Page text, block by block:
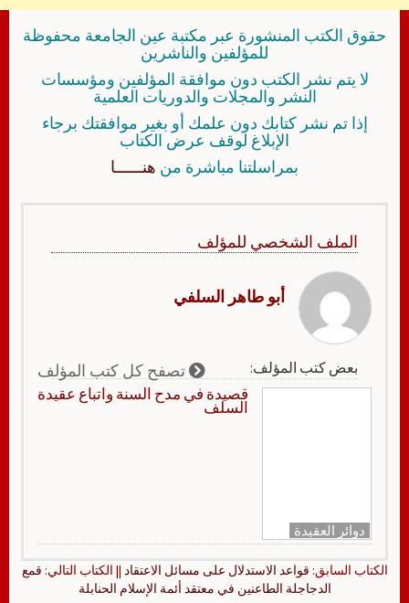
حقوق الكتب المنشورة عبر مكتبة عين الجامعة محفوظة
للمؤلفين والناشرين
لا يتم نشر الكتب دون موافقة المؤلفين ومؤسسات
النشر والمجلات والدوريات العلمية
إذا تم نشر كتابك دون علمك أو بغير موافقتك برجاء
الإبلاغ لوقف عرض الكتاب
بمراسلتنا مباشرة من هنــــــا
الملف الشخصي للمؤلف
أبو طاهر السلفي
بعض كتب المؤلف: تصفح كل كتب المؤلف
دوائر العقيدة
قصيدة في مدح السنة واتباع عقيدة
السلف
الكتاب السابق: قواعد الاستدلال على مسائل الاعتقاد || الكتاب التالي: قمع
الدجاجلة الطاعنين في معتقد أئمة الإسلام الحنابلة